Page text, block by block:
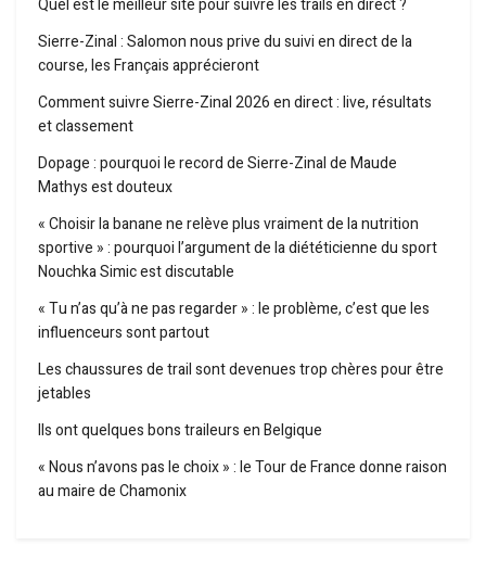
Quel est le meilleur site pour suivre les trails en direct ?
Sierre-Zinal : Salomon nous prive du suivi en direct de la
course, les Français apprécieront
Comment suivre Sierre-Zinal 2026 en direct : live, résultats
et classement
Dopage : pourquoi le record de Sierre-Zinal de Maude
Mathys est douteux
« Choisir la banane ne relève plus vraiment de la nutrition
sportive » : pourquoi l’argument de la diététicienne du sport
Nouchka Simic est discutable
« Tu n’as qu’à ne pas regarder » : le problème, c’est que les
influenceurs sont partout
Les chaussures de trail sont devenues trop chères pour être
jetables
Ils ont quelques bons traileurs en Belgique
« Nous n’avons pas le choix » : le Tour de France donne raison
au maire de Chamonix